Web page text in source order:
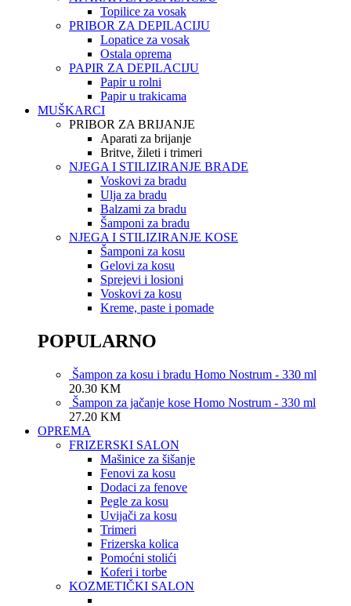
Topilice za vosak
PRIBOR ZA DEPILACIJU
Lopatice za vosak
Ostala oprema
PAPIR ZA DEPILACIJU
Papir u rolni
Papir u trakicama
MUŠKARCI
PRIBOR ZA BRIJANJE
Aparati za brijanje
Britve, žileti i trimeri
NJEGA I STILIZIRANJE BRADE
Voskovi za bradu
Ulja za bradu
Balzami za bradu
Šamponi za bradu
NJEGA I STILIZIRANJE KOSE
Šamponi za kosu
Gelovi za kosu
Sprejevi i losioni
Voskovi za kosu
Kreme, paste i pomade
POPULARNO
Šampon za kosu i bradu Homo Nostrum - 330 ml
20.30 KM
Šampon za jačanje kose Homo Nostrum - 330 ml
27.20 KM
OPREMA
FRIZERSKI SALON
Mašinice za šišanje
Fenovi za kosu
Dodaci za fenove
Pegle za kosu
Uvijači za kosu
Trimeri
Frizerska kolica
Pomoćni stolići
Koferi i torbe
KOZMETIČKI SALON